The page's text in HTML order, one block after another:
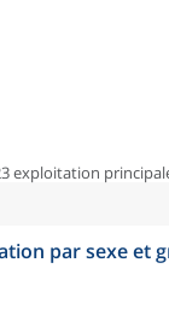
exploitation
par sexe et